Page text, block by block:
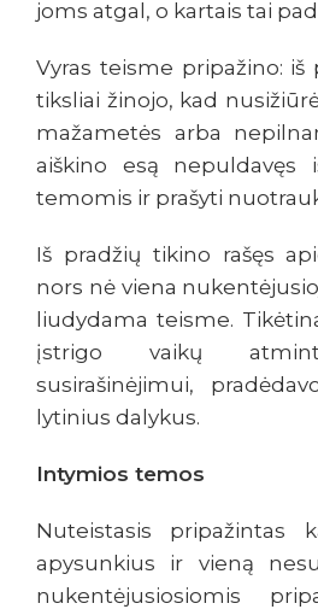
joms atgal, o kartais tai
Vyras teisme pripažino:
tiksliai žinojo, kad
mažametės arba
aiškino esą nepuldavęs
temomis ir prašyti
Iš pradžių tikino rašęs
nors nė viena
liudydama teisme.
įstrigo vaikų
susirašinėjimui,
lytinius dalykus.
Intymios temos
Nuteistasis pripažintas
apysunkius ir vieną
nukentėjusiosiomis